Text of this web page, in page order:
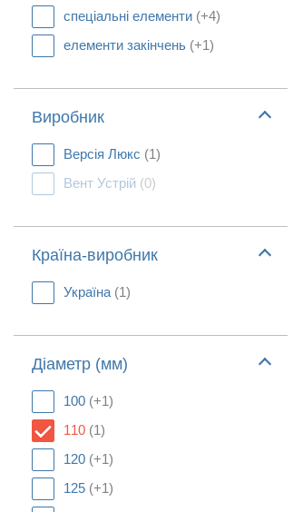
спеціальні елементи (+4)
елементи закінчень (+1)
Виробник
Версія Люкс (1)
Вент Устрій (0)
Країна-виробник
Україна (1)
Діаметр (мм)
100 (+1)
110 (1)
120 (+1)
125 (+1)